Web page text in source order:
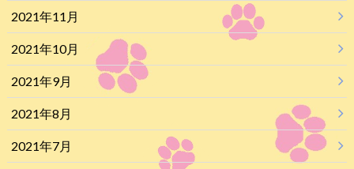
2021年11月
2021年10月
2021年9月
2021年8月
2021年7月